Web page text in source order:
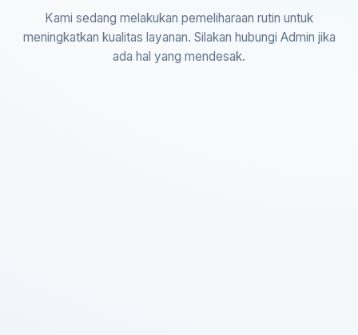
Kami sedang melakukan pemeliharaan rutin untuk
meningkatkan kualitas layanan. Silakan hubungi Admin jika
ada hal yang mendesak.